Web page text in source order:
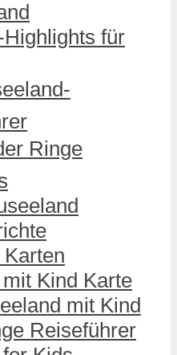
für
Ringe
Kind Karte
mit Kind
Reiseführer